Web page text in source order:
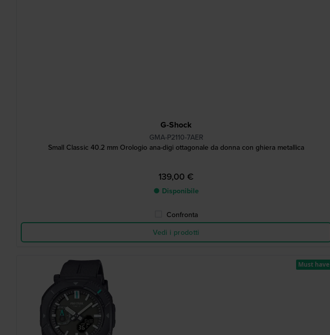
G-Shock
GMA-P2110-7AER
Small Classic 40.2 mm Orologio ana-digi ottagonale da donna con ghiera metallica
139,00 €
● Disponibile
Confronta
Vedi i prodotti
Must have